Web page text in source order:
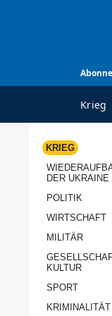
Krieg
KRIEG
DER UKRAINE
POLITIK
WIRTSCHAFT
MILITÄR
KULTUR
SPORT
KRIMINALITÄT